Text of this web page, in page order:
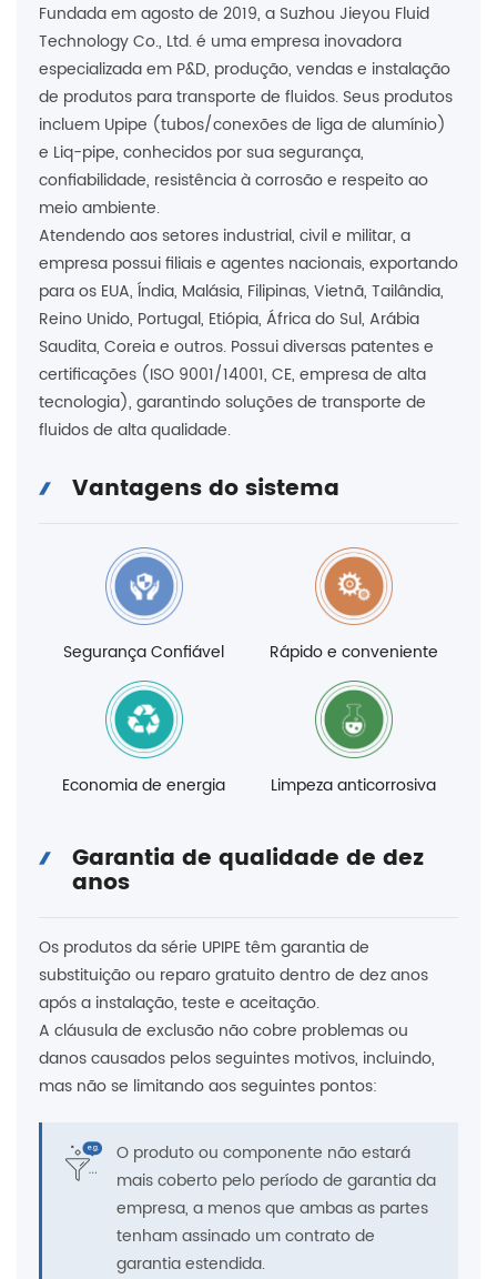
Fundada em agosto de 2019, a Suzhou Jieyou Fluid
Technology Co., Ltd. é uma empresa inovadora
especializada em P&D, produção, vendas e instalação
de produtos para transporte de fluidos. Seus produtos
incluem Upipe (tubos/conexões de liga de alumínio)
e Liq-pipe, conhecidos por sua segurança,
confiabilidade, resistência à corrosão e respeito ao
meio ambiente.
Atendendo aos setores industrial, civil e militar, a
empresa possui filiais e agentes nacionais, exportando
para os EUA, Índia, Malásia, Filipinas, Vietnã, Tailândia,
Reino Unido, Portugal, Etiópia, África do Sul, Arábia
Saudita, Coreia e outros. Possui diversas patentes e
certificações (ISO 9001/14001, CE, empresa de alta
tecnologia), garantindo soluções de transporte de
fluidos de alta qualidade.
Vantagens do sistema
Segurança Confiável Rápido e conveniente
Economia de energia Limpeza anticorrosiva
Garantia de qualidade de dez
anos
Os produtos da série UPIPE têm garantia de
substituição ou reparo gratuito dentro de dez anos
após a instalação, teste e aceitação.
A cláusula de exclusão não cobre problemas ou
danos causados ​​pelos seguintes motivos, incluindo,
mas não se limitando aos seguintes pontos:
O produto ou componente não estará
mais coberto pelo período de garantia da
empresa, a menos que ambas as partes
tenham assinado um contrato de
garantia estendida.